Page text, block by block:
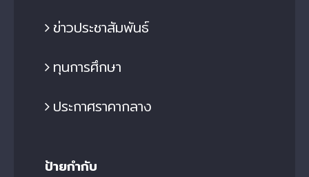
ข่าวประชาสัมพันธ์
ทุนการศึกษา
ประกาศราคากลาง
ป้ายกำกับ